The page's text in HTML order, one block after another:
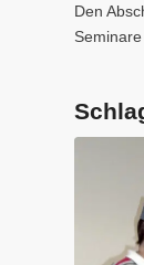
Den